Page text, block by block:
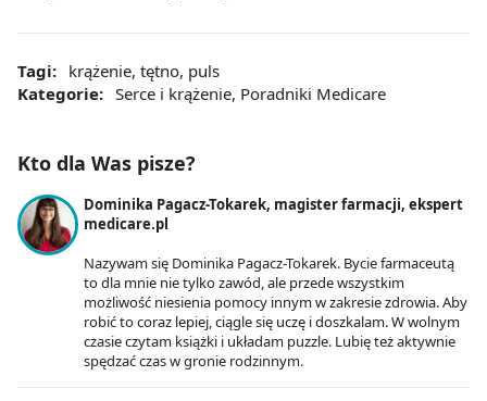
Tagi: krążenie, tętno, puls
Kategorie: Serce i krążenie, Poradniki Medicare
Kto dla Was pisze?
Dominika Pagacz-Tokarek, magister farmacji, ekspert
medicare.pl
Nazywam się Dominika Pagacz-Tokarek. Bycie farmaceutą
to dla mnie nie tylko zawód, ale przede wszystkim
możliwość niesienia pomocy innym w zakresie zdrowia. Aby
robić to coraz lepiej, ciągle się uczę i doszkalam. W wolnym
czasie czytam książki i układam puzzle. Lubię też aktywnie
spędzać czas w gronie rodzinnym.